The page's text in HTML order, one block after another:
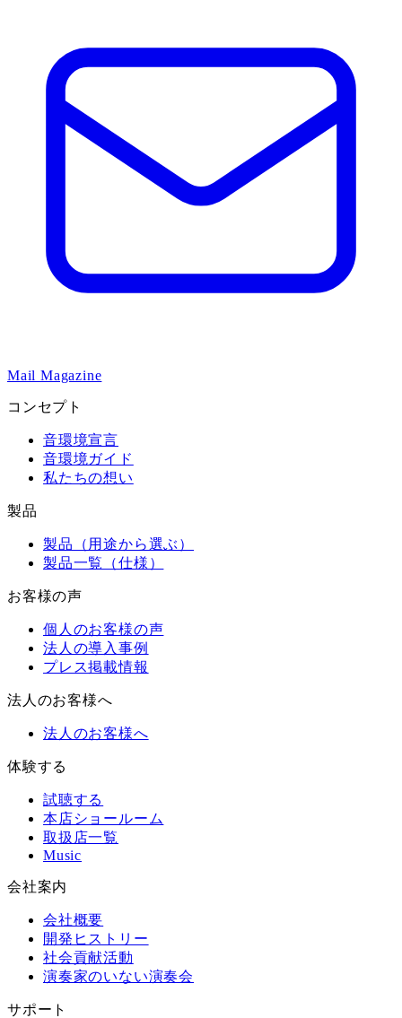
Mail Magazine
コンセプト
音環境宣言
音環境ガイド
私たちの想い
製品
製品（用途から選ぶ）
製品一覧（仕様）
お客様の声
個人のお客様の声
法人の導入事例
プレス掲載情報
法人のお客様へ
法人のお客様へ
体験する
試聴する
本店ショールーム
取扱店一覧
Music
会社案内
会社概要
開発ヒストリー
社会貢献活動
演奏家のいない演奏会
サポート